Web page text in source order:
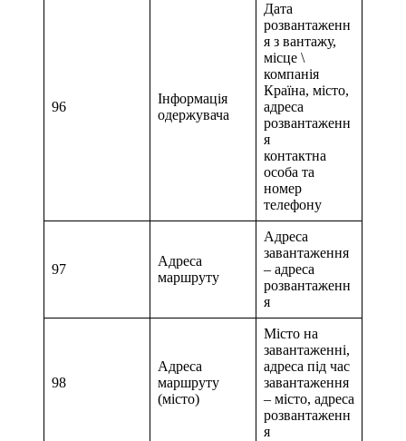
96
Інформація
одержувача
Дата
розвантаженн
я з вантажу,
місце \
компанія
Країна, місто,
адреса
розвантаженн
я
контактна
особа та
номер
телефону
97
Адреса
маршруту
Адреса
завантаження
– адреса
розвантаженн
я
98
Адреса
маршруту
(місто)
Місто на
завантаженні,
адреса під час
завантаження
– місто, адреса
розвантаженн
я